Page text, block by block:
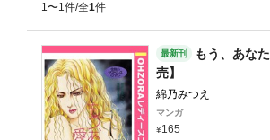
1〜1件/全1件
最新刊
もう、あな
売】
綿乃みつえ
マンガ
165